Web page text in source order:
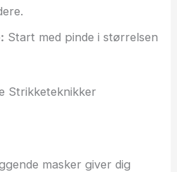
Start med pinde i størrelsen
Strikketeknikker
masker giver dig